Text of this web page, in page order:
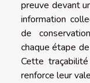
preuve devant
information
de
chaque étape
Cette
renforce leur